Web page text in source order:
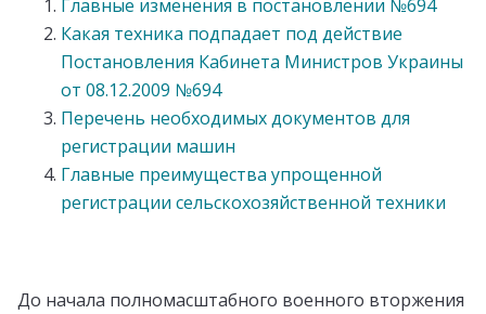
Главные изменения в постановлении №694
Какая техника подпадает под действие
Постановления Кабинета Министров Украины
от 08.12.2009 №694
Перечень необходимых документов для
регистрации машин
Главные преимущества упрощенной
регистрации сельскохозяйственной техники
До начала полномасштабного военного вторжения